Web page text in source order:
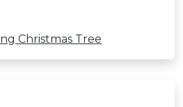
Christmas Tree